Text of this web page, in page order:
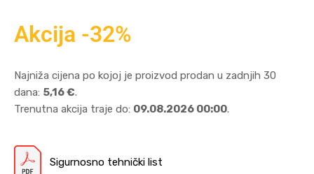
Akcija -32%
Najniža cijena po kojoj je proizvod prodan u zadnjih 30
dana: 5,16 €.
Trenutna akcija traje do: 09.08.2026 00:00.
Sigurnosno tehnički list